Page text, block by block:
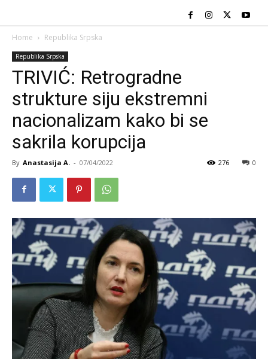
Home Republika Srpska
Republika Srpska
TRIVIĆ: Retrogradne
strukture siju ekstremni
nacionalizam kako bi se
sakrila korupcija
By Anastasija A. - 07/04/2022 0
276